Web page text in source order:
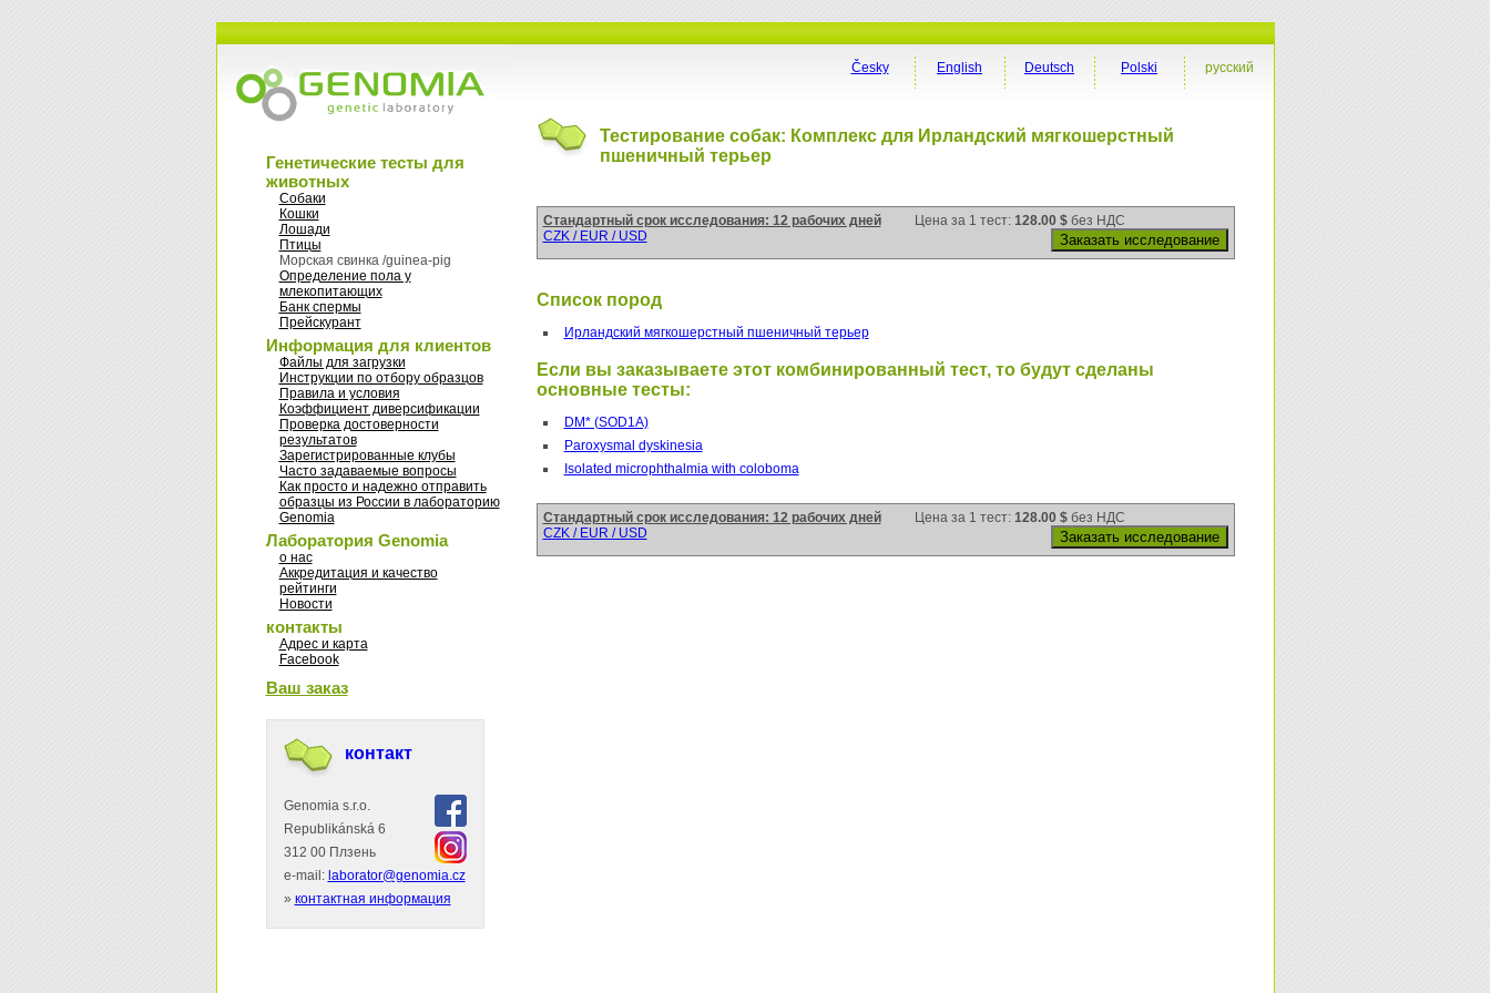
Генетические тесты для
животных
Собаки
Кошки
Лошади
Птицы
Морская свинка /guinea-pig
Oпределение пола у
млекопитающих
Банк спермы
Прейскурант
Информация для клиентов
Файлы для загрузки
Инструкции по отбору образцов
Правила и условия
Коэффициент диверсификации
Проверка достоверности
результатов
Зарегистрированные клубы
Часто задаваемые вопросы
Как просто и надежно отправить
образцы из России в лабораторию
Genomia
Лаборатория Genomia
о нас
Аккредитация и качество
рейтинги
Новости
контакты
Адрес и карта
Facebook
Ваш заказ
контакт
Genomia s.r.o.
Republikánská 6
312 00 Плзень
e-mail: laborator@genomia.cz
» контактная информация
русский
Polski
Deutsch
English
Česky
Тестирование собак: Комплекс для Ирландский мягкошерстный
пшеничный терьер
Стандартный срок исследования: 12 рабочих дней Цена за 1 тест: 128.00 $ без НДС
CZK / EUR / USD
Список пород
Ирландский мягкошерстный пшеничный терьер
Если вы заказываете этот комбинированный тест, то будут сделаны
основные тесты:
DM* (SOD1A)
Paroxysmal dyskinesia
Isolated microphthalmia with coloboma
Стандартный срок исследования: 12 рабочих дней Цена за 1 тест: 128.00 $ без НДС
CZK / EUR / USD